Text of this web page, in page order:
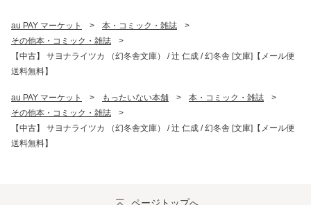
au PAY マーケット > 本・コミック・雑誌
>
その他本・コミック・雑誌
>
【中古】 サヨナライツカ （幻冬舎文庫） / 辻 仁成 / 幻冬舎 [文庫]【メール便
送料無料】
au PAY マーケット > もったいない本舗 > 本・コミック・雑誌
>
その他本・コミック・雑誌
>
【中古】 サヨナライツカ （幻冬舎文庫） / 辻 仁成 / 幻冬舎 [文庫]【メール便
送料無料】
ページトップへ